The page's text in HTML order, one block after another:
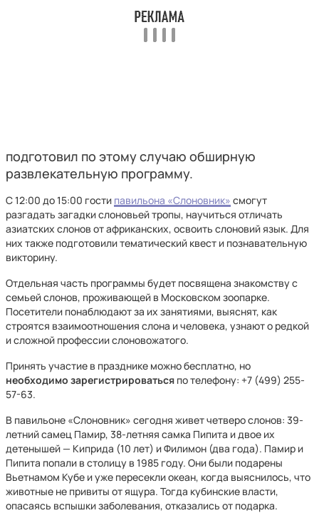
подготовил по этому случаю обширную
развлекательную программу.
С 12:00 до 15:00 гости павильона «Слоновник» смогут
разгадать загадки слоновьей тропы, научиться отличать
азиатских слонов от африканских, освоить слоновий язык. Для
них также подготовили тематический квест и познавательную
викторину.
Отдельная часть программы будет посвящена знакомству с
семьей слонов, проживающей в Московском зоопарке.
Посетители понаблюдают за их занятиями, выяснят, как
строятся взаимоотношения слона и человека, узнают о редкой
и сложной профессии слоновожатого.
Принять участие в празднике можно бесплатно, но
необходимо зарегистрироваться по телефону: +7 (499) 255-
57-63.
В павильоне «Слоновник» сегодня живет четверо слонов: 39-
летний самец Памир, 38-летняя самка Пипита и двое их
детенышей — Киприда (10 лет) и Филимон (два года). Памир и
Пипита попали в столицу в 1985 году. Они были подарены
Вьетнамом Кубе и уже пересекли океан, когда выяснилось, что
животные не привиты от ящура. Тогда кубинские власти,
опасаясь вспышки заболевания, отказались от подарка.